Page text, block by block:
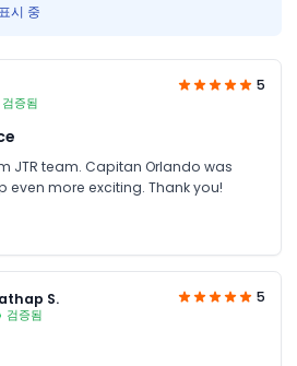
시 중
검증됨
5
JTR team. Capitan Orlando was
even more exciting. Thank you!
S.
검증됨
5